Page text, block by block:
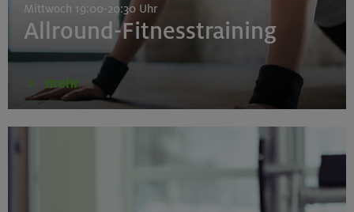
Mittwoch 19:00-20:30 Uhr
Allround-Fitnesstraining
mehr